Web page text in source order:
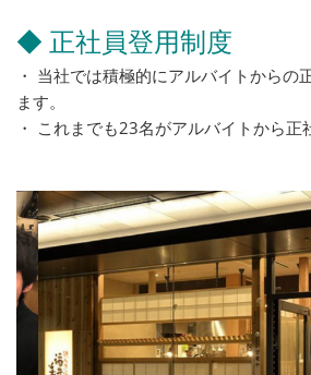
◆ 正社員登用制度
・ 当社では積極的にアルバイトからの
ます。
・ これまでも23名がアルバイトから正